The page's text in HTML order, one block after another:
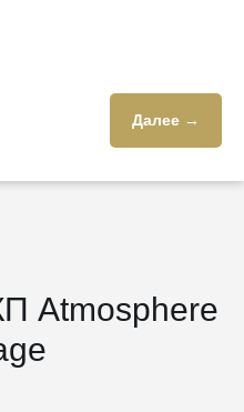
Далее →
Atmosphere